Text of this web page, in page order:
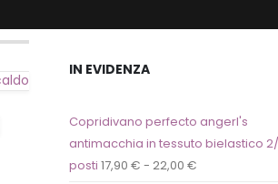
IN EVIDENZA
Copridivano perfecto angerl's
antimacchia in tessuto bielastico
posti 17,90 € - 22,00 €